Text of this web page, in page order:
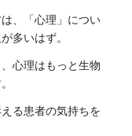
、「心理」につい
多いはず。
心理はもっと生物
る患者の気持ちを